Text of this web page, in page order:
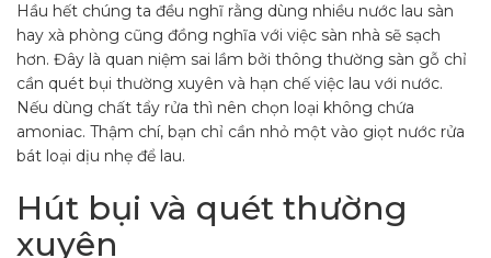
Hầu hết chúng ta đều nghĩ rằng dùng nhiều nước lau sàn
hay xà phòng cũng đồng nghĩa với việc sàn nhà sẽ sạch
hơn. Đây là quan niệm sai lầm bởi thông thường sàn gỗ chỉ
cần quét bụi thường xuyên và hạn chế việc lau với nước.
Nếu dùng chất tẩy rửa thì nên chọn loại không chứa
amoniac. Thậm chí, bạn chỉ cần nhỏ một vào giọt nước rửa
bát loại dịu nhẹ để lau.
Hút bụi và quét thường
xuyên